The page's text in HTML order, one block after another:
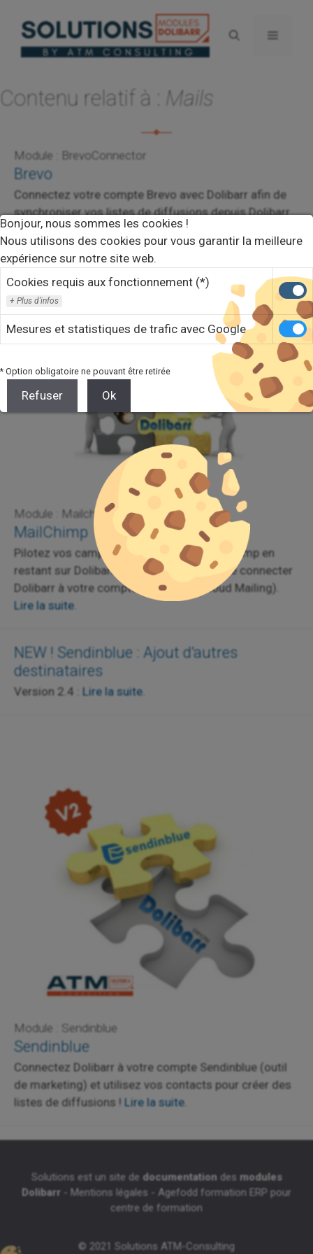
contenu
Contenu relatif à : Mails
Module : BrevoConnector
Brevo
Connectez votre compte Brevo avec Dolibarr afin de
synchroniser vos listes de diffusions depuis Dolibarr
vers Brevo !Lire la suite.
New ! Adresse de livraison : Afficher
l’adresse mail
Version 1.7 :Lire la suite.
Module : Mailchimp
MailChimp
Pilotez vos campagnes de mails via MailChimp en
restant sur Dolibarr ! Ce module permet de connecter
Dolibarr à votre compte Mailchimp (Cloud Mailing).
Lire la suite.
NEW ! Sendinblue : Ajout d’autres
destinataires
Version 2.4 : Lire la suite.
Module : Sendinblue
Sendinblue
Connectez Dolibarr à votre compte Sendinblue (outil
de marketing) et utilisez vos contacts pour créer des
listes de diffusions ! Lire la suite.
Solutions est un site de documentationdes modules
Dolibarr - Mentions légales - Agefodd formation ERP pour
centre de formation
© 2021 Solutions ATM-Consulting
Bonjour, nous sommes les cookies !
Nous utilisons des cookies pour vous garantir la meilleure
expérience sur notre site web.
Cookies requis aux fonctionnement (*)
Plus d'infos
Mesures et statistiques de trafic avec Google
* Option obligatoire ne pouvant être retirée
Refuser Ok